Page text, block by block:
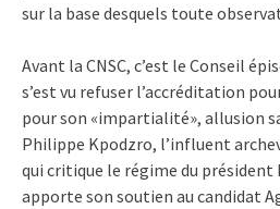
sur la base desquels toute
Avant la CNSC, c’est le Conseil
s’est vu refuser l’accréditation
pour son «impartialité», allusion
Philippe Kpodzro, l’influent
qui critique le régime du président
apporte son soutien au candidat